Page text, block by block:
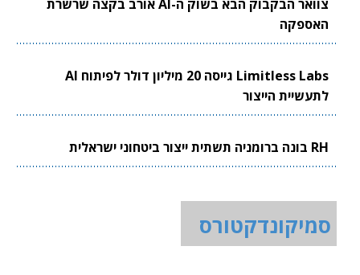
צוואר הבקבוק הבא בשוק ה-AI אורב בקצה שרשרת
האספקה
Limitless Labs גייסה 20 מיליון דולר לפיתוח AI
לתעשיית הייצור
RH בונה ברומניה תשתית ייצור ביטחוני ישראלית
סמיקונדקטורס